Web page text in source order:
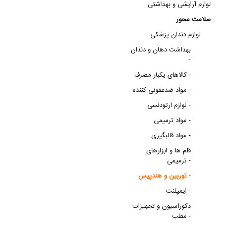
لوازم آرایشی و بهداشتی
سلامت محور
لوازم دندان پزشکی
بهداشت دهان و دندان
-
کالاهای یکبار مصرف -
مواد ضدعفونی کننده -
لوازم ارتودنسی -
مواد ترمیمی -
مواد قالبگیری -
قلم ها و ابزارهای
ترمیمی -
توربین و هندپیس -
ایمپلنت -
دکوراسیون و تجهیزات
مطب -